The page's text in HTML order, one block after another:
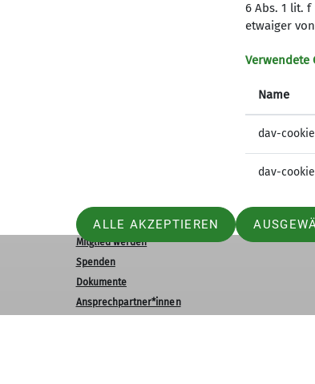
mehr erfahren
Sektion
Mitglied werden
Spenden
Dokumente
Ansprechpartner*innen
6 Abs. 1 lit.
etwaiger
Verwendete
Name
dav-
dav-
ALLE AKZEPTIEREN